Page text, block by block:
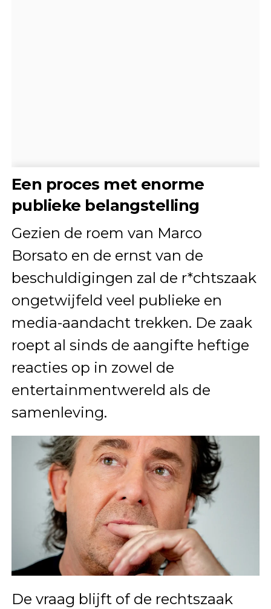
Een proces met enorme
publieke belangstelling
Gezien de roem van Marco
Borsato en de ernst van de
beschuldigingen zal de r*chtszaak
ongetwijfeld veel publieke en
media-aandacht trekken. De zaak
roept al sinds de aangifte heftige
reacties op in zowel de
entertainmentwereld als de
samenleving.
De vraag blijft of de rechtszaak